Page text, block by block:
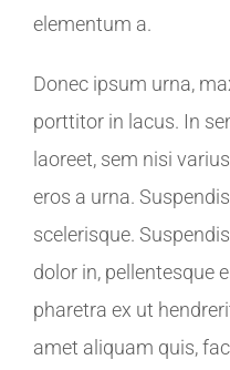
elementum a.
Donec ipsum urna,
porttitor in lacus. In
laoreet, sem nisi
eros a urna.
scelerisque.
dolor in, pellentesque
pharetra ex ut
amet aliquam quis,